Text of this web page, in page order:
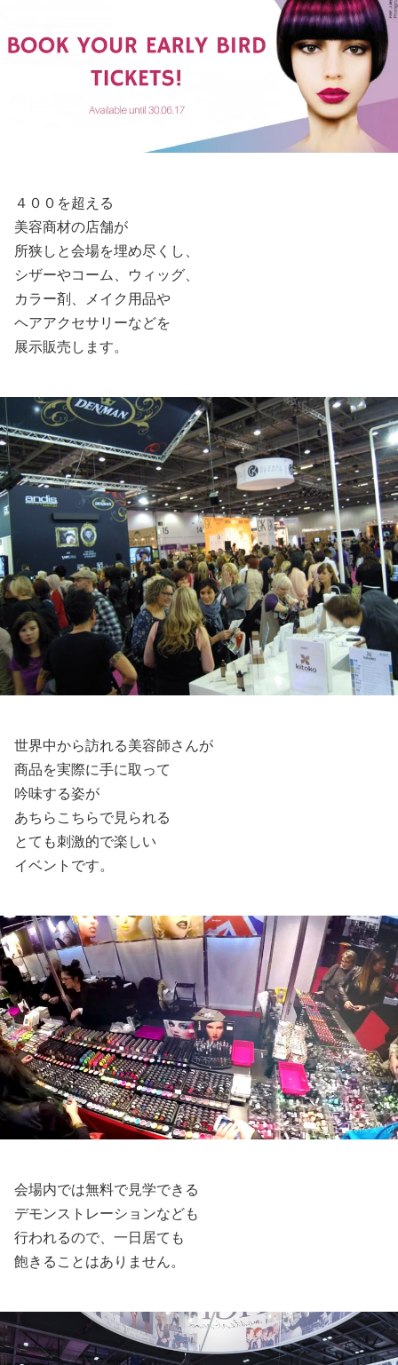
４００を超える
美容商材の店舗が
所狭しと会場を埋め尽くし、
シザーやコーム、ウィッグ、
カラー剤、メイク用品や
ヘアアクセサリーなどを
展示販売します。
世界中から訪れる美容師さんが
商品を実際に手に取って
吟味する姿が
あちらこちらで見られる
とても刺激的で楽しい
イベントです。
会場内では無料で見学できる
デモンストレーションなども
行われるので、一日居ても
飽きることはありません。